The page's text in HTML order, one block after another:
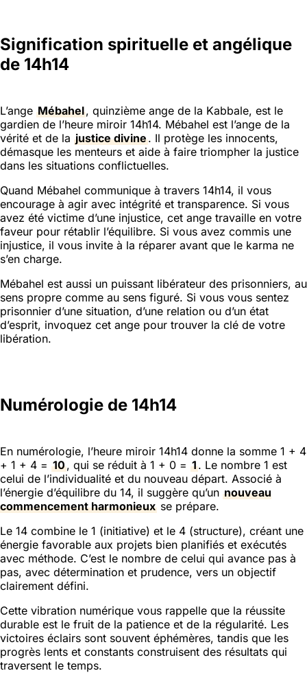
Signification spirituelle et angélique
de 14h14
L’ange Mébahel, quinzième ange de la Kabbale, est le
gardien de l’heure miroir 14h14. Mébahel est l’ange de la
vérité et de la justice divine. Il protège les innocents,
démasque les menteurs et aide à faire triompher la justice
dans les situations conflictuelles.
Quand Mébahel communique à travers 14h14, il vous
encourage à agir avec intégrité et transparence. Si vous
avez été victime d’une injustice, cet ange travaille en votre
faveur pour rétablir l’équilibre. Si vous avez commis une
injustice, il vous invite à la réparer avant que le karma ne
s’en charge.
Mébahel est aussi un puissant libérateur des prisonniers, au
sens propre comme au sens figuré. Si vous vous sentez
prisonnier d’une situation, d’une relation ou d’un état
d’esprit, invoquez cet ange pour trouver la clé de votre
libération.
Numérologie de 14h14
En numérologie, l’heure miroir 14h14 donne la somme 1 + 4
+ 1 + 4 = 10, qui se réduit à 1 + 0 = 1. Le nombre 1 est
celui de l’individualité et du nouveau départ. Associé à
l’énergie d’équilibre du 14, il suggère qu’un nouveau
commencement harmonieux se prépare.
Le 14 combine le 1 (initiative) et le 4 (structure), créant une
énergie favorable aux projets bien planifiés et exécutés
avec méthode. C’est le nombre de celui qui avance pas à
pas, avec détermination et prudence, vers un objectif
clairement défini.
Cette vibration numérique vous rappelle que la réussite
durable est le fruit de la patience et de la régularité. Les
victoires éclairs sont souvent éphémères, tandis que les
progrès lents et constants construisent des résultats qui
traversent le temps.